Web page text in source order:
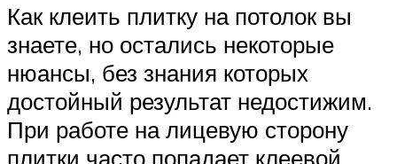
Как клеить плитку на потолок вы
знаете, но остались некоторые
нюансы, без знания которых
достойный результат недостижим.
При работе на лицевую сторону
плитки часто попадает клеевой